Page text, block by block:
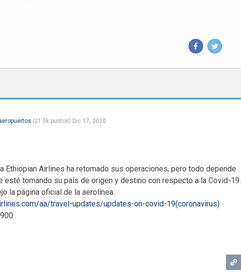
(21.5kpuntos) Dic 17, 2020
Ethiopian Airlines ha retomado sus operaciones, pero todo depende
esté tomando su país de origen y destino con respecto a la Covid-19.
la página oficial de la aerolínea:
aa/travel-updates/updates-on-covid-19(coronavirus)